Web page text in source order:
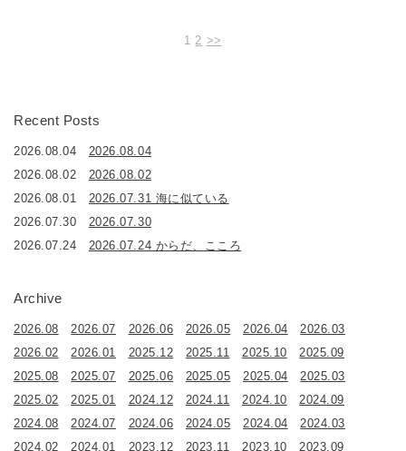
1 2 >>
Recent Posts
2026.08.04
2026.08.04
2026.08.02
2026.08.02
2026.08.01
2026.07.31 海に似ている
2026.07.30
2026.07.30
2026.07.24
2026.07.24 からだ、こころ
Archive
2026.08 2026.07 2026.06 2026.05 2026.04
2026.03
2026.02
2026.01 2025.12 2025.11 2025.10
2025.09
2025.08
2025.07 2025.06 2025.05 2025.04
2025.03
2025.02
2025.01 2024.12 2024.11 2024.10
2024.09
2024.08
2024.07 2024.06 2024.05 2024.04
2024.03
2024.02
2024.01 2023.12 2023.11 2023.10 2023.09